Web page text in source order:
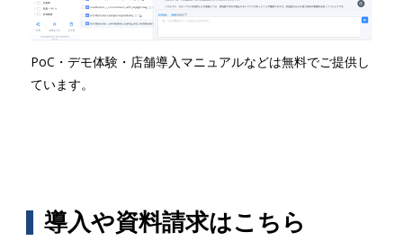
PoC・デモ体験・店舗導入マニュアルなどは無料でご提供し
ています。
導入や資料請求はこちら